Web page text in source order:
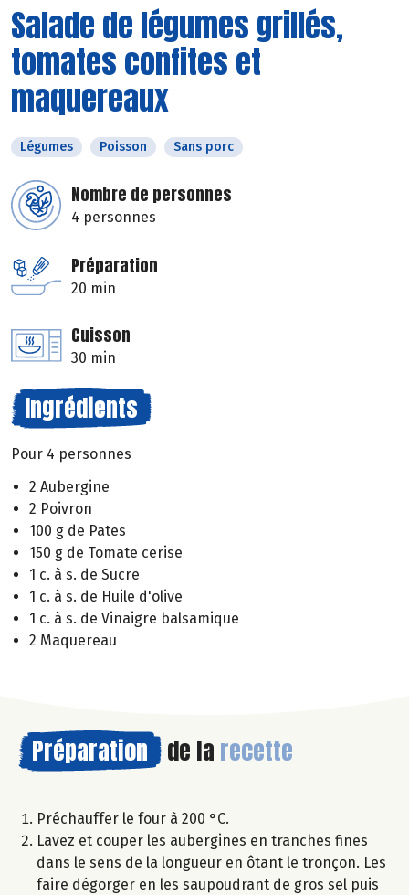
Salade de légumes grillés,
tomates confites et
maquereaux
Légumes Poisson Sans porc
Nombre de personnes
4 personnes
Préparation
20 min
Cuisson
30 min
Ingrédients
Pour 4 personnes
2 Aubergine
2 Poivron
100 g de Pates
150 g de Tomate cerise
1 c. à s. de Sucre
1 c. à s. de Huile d'olive
1 c. à s. de Vinaigre balsamique
2 Maquereau
Préparation de la recette
Préchauffer le four à 200 °C.
Lavez et couper les aubergines en tranches fines
dans le sens de la longueur en ôtant le tronçon. Les
faire dégorger en les saupoudrant de gros sel puis